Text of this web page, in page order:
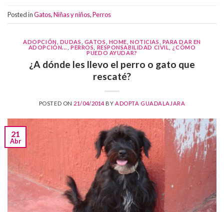
Posted inGatos,Niñas y niños,Perros
ADOPCIÓN DUDAS GATOS HOME ,NOTICIAS
PARA DAR EN
ADOPCIÓN...
,PERROS RESPONSABILIDAD CIVIL
¿CÓMO
PUEDO AYUDAR?
¿A dónde les llevo el perro o gato que
rescaté?
POSTED ON 21/04/2014BYADOPTA GUADALAJARA
21
Abr